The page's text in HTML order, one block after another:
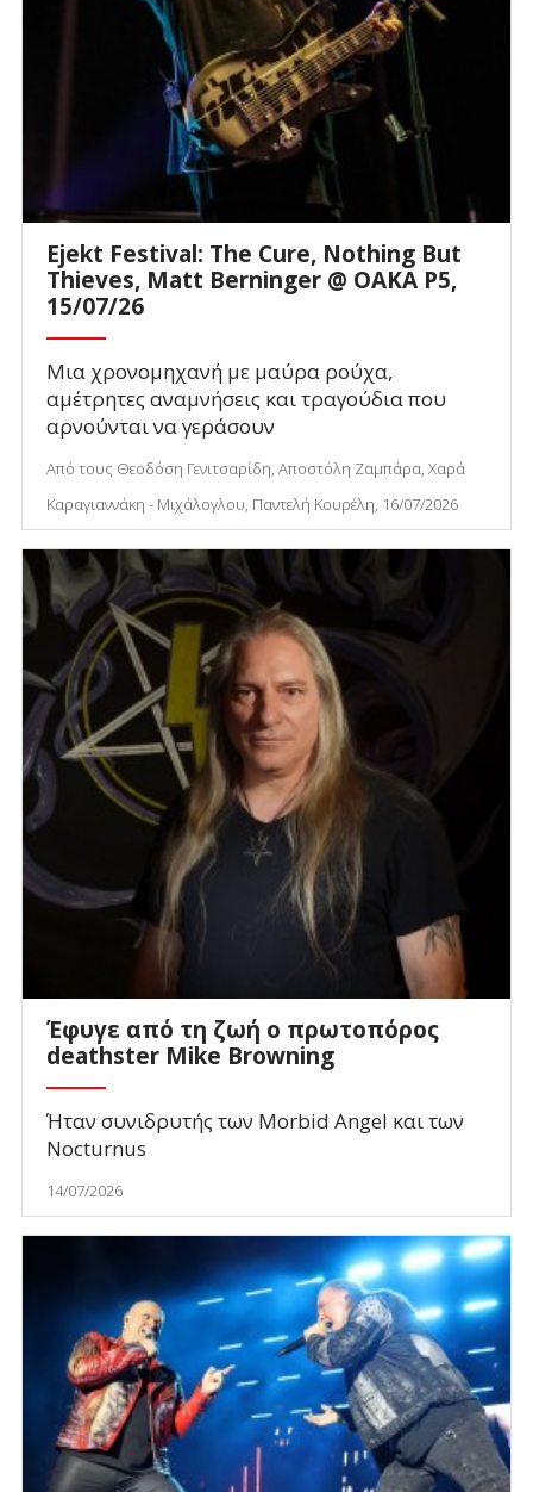
Ejekt Festival: The Cure, Nothing But
Thieves, Matt Berninger @ ΟΑΚΑ P5,
15/07/26
Μια χρονομηχανή με μαύρα ρούχα,
αμέτρητες αναμνήσεις και τραγούδια που
αρνούνται να γεράσουν
Από τους Θεοδόση Γενιτσαρίδη, Αποστόλη Ζαμπάρα, Χαρά
Καραγιαννάκη - Μιχάλογλου, Παντελή Κουρέλη, 16/07/2026
Έφυγε από τη ζωή ο πρωτοπόρος
deathster Mike Browning
Ήταν συνιδρυτής των Morbid Angel και των
Nocturnus
14/07/2026